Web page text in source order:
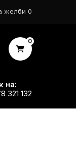
желби 0
0
на:
321 132